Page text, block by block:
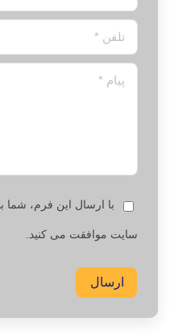
تلفن *
پیام *
با ارسال این فرم، شما
سایت موافقت می کنید.
ارسال